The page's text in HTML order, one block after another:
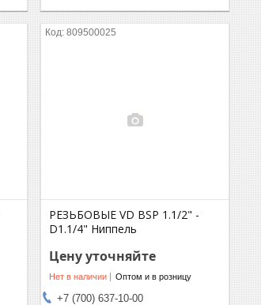
809500025
РЕЗЬБОВЫЕ VD BSP 1.1/2" -
D1.1/4" Ниппель
Цену уточняйте
Нет в наличии Оптом и в розницу
+7 (700) 637-10-00